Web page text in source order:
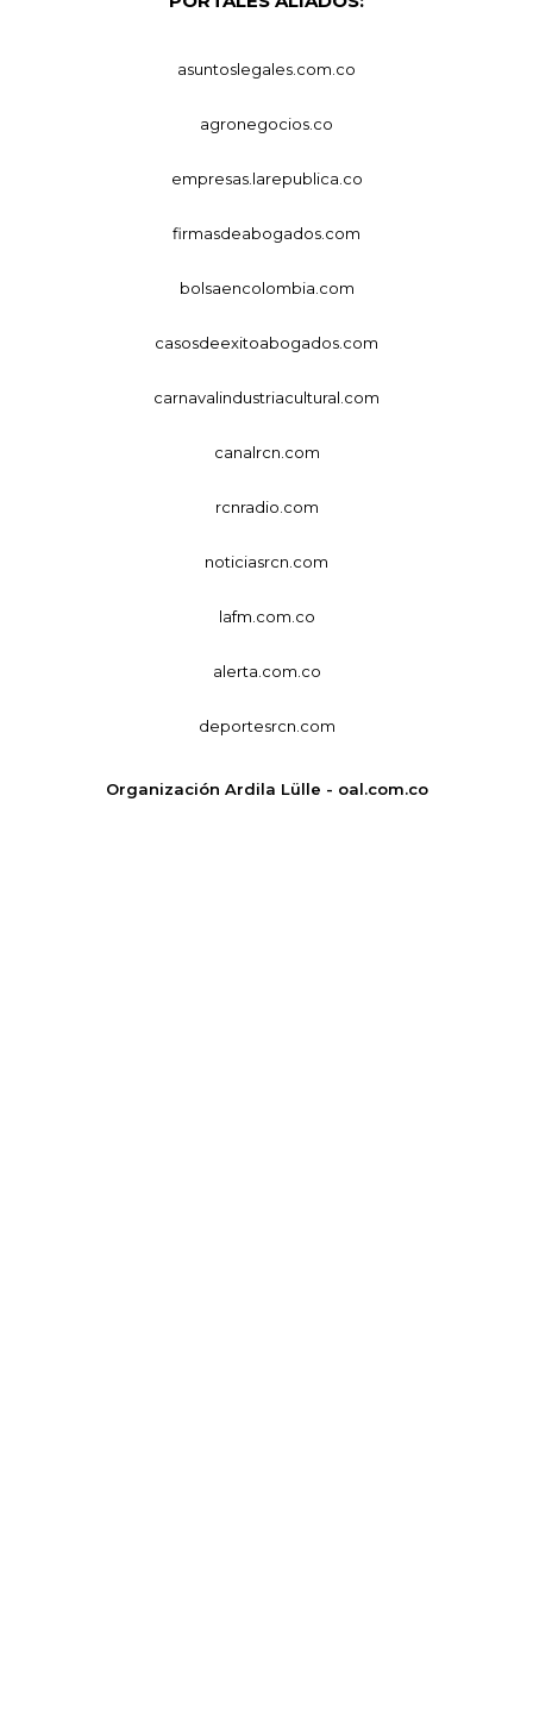
asuntoslegales.com.co
agronegocios.co
empresas.larepublica.co
firmasdeabogados.com
bolsaencolombia.com
casosdeexitoabogados.com
carnavalindustriacultural.com
canalrcn.com
rcnradio.com
noticiasrcn.com
lafm.com.co
alerta.com.co
deportesrcn.com
Organización Ardila Lülle - oal.com.co